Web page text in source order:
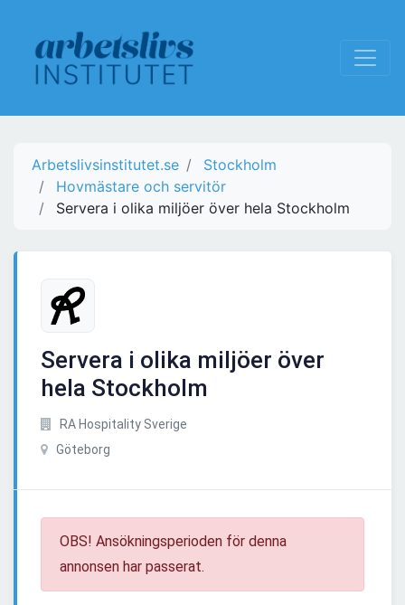
Arbetslivsinstitutet.se
Stockholm
Hovmästare och servitör
Servera i olika miljöer över hela Stockholm
Servera i olika miljöer över
hela Stockholm
RA Hospitality Sverige
Göteborg
OBS! Ansökningsperioden för denna
annonsen har passerat.